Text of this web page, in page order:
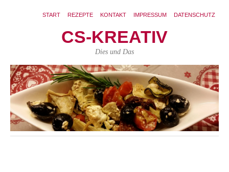
START REZEPTE KONTAKT IMPRESSUM DATENSCHUTZ
CS-KREATIV
Dies und Das